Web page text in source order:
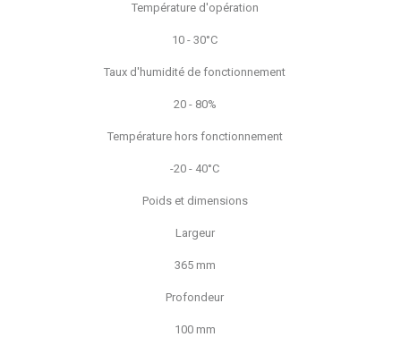
Température d'opération
10 - 30°C
Taux d'humidité de fonctionnement
20 - 80%
Température hors fonctionnement
-20 - 40°C
Poids et dimensions
Largeur
365 mm
Profondeur
100 mm